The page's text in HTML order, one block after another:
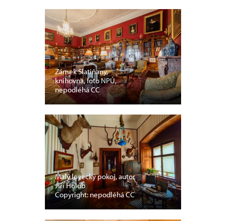
Zámek Slatiňany,
knihovna, foto NPÚ,
nepodléhá CC
Malý lovecký pokoj, autor
Jiří Holub
Copyright: nepodléhá CC